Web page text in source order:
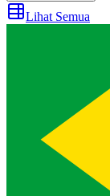
Lihat Semua